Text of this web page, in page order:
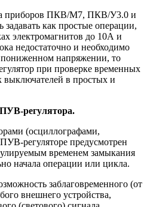
приборов ПКВ/М7, ПКВ/У3.0 и
как простые операции,
электромагнитов до 10А и
недостаточно и необходимо
напряжении, то
при проверке временных
выключателей в простых и
регулятора.
(осциллографами,
регуляторе предусмотрен
временем замыкания
начала операции или цикла.
заблаговременного (от
внешнего устройства,